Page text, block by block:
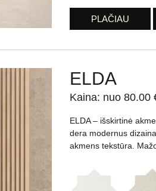
PLAČIAU
ELDA
Kaina: nuo 80.00
ELDA – išskirtinė
dera modernus
akmens tekstūra.